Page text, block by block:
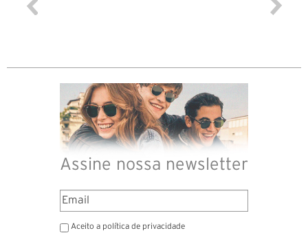
Assine nossa newsletter
Aceito a política de privacidade